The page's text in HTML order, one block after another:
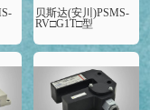
贝斯达(安川)PSMS-
RV□G1T□型